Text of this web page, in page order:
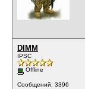
DIMM
IPSC
Offline
Сообщений: 3396